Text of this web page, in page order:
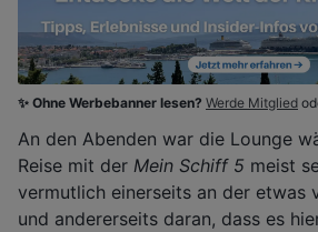
✨ Ohne Werbebanner lesen? Werde Mitglied
An den Abenden war die Lounge
Reise mit der Mein Schiff 5 meist
vermutlich einerseits an der etwas
und andererseits daran, dass es